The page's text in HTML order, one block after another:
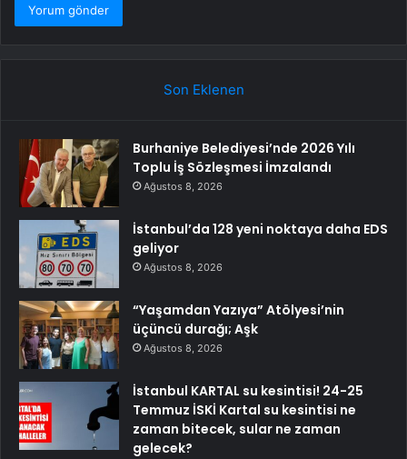
Son Eklenen
Burhaniye Belediyesi’nde 2026 Yılı
Toplu İş Sözleşmesi İmzalandı
Ağustos 8, 2026
İstanbul’da 128 yeni noktaya daha EDS
geliyor
Ağustos 8, 2026
“Yaşamdan Yazıya” Atölyesi’nin
üçüncü durağı; Aşk
Ağustos 8, 2026
İstanbul KARTAL su kesintisi! 24-25
Temmuz İSKİ Kartal su kesintisi ne
zaman bitecek, sular ne zaman
gelecek?